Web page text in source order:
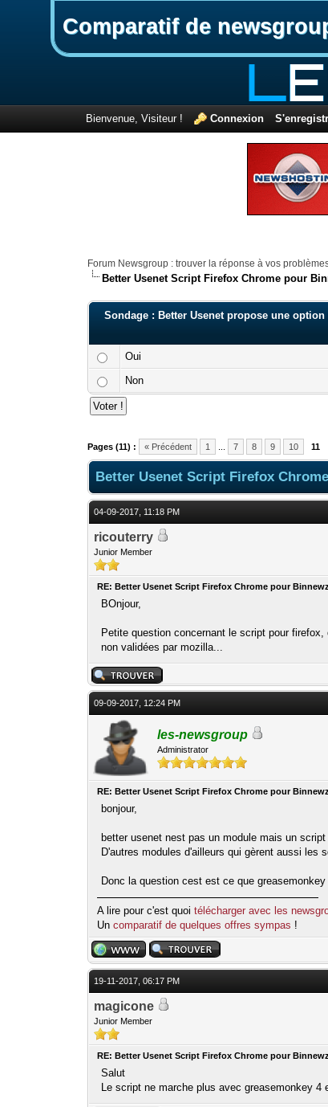
Comparatif de
Bienvenue, Visiteur ! Connexion
Forum Newsgroup : trouver la réponse à vos
Better Usenet Script Firefox Chrome pour
Sondage : Better Usenet propose une
Oui
Non
Pages (11) : « Précédent 1 7 8 9 10 11
Better Usenet Script Firefox
04-09-2017, 11:18 PM
ricouterry
Junior Member
RE: Better Usenet Script Firefox Chrome pour Binnewz
BOnjour,
Petite question concernant le script pour
non validées par mozilla...
09-09-2017, 12:24 PM
les-newsgroup
Administrator
RE: Better Usenet Script Firefox Chrome pour Binnewz
bonjour,
better usenet nest pas un module mais un
D'autres modules d'ailleurs qui gèrent aussi les
Donc la question cest est ce que
A lire pour c'est quoitélécharger avec les
Uncomparatif de quelques offres sympas !
19-11-2017, 06:17 PM
magicone
Junior Member
RE: Better Usenet Script Firefox Chrome pour Binnewz
Salut
Le script ne marche plus avec greasemonkey